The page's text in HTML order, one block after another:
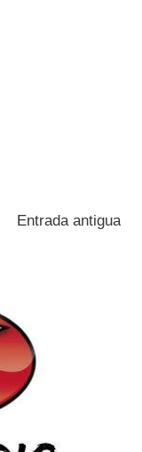
Entrada antigua